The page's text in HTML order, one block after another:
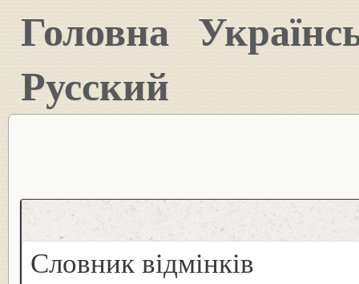
Головна
Русский
Словник відмінків